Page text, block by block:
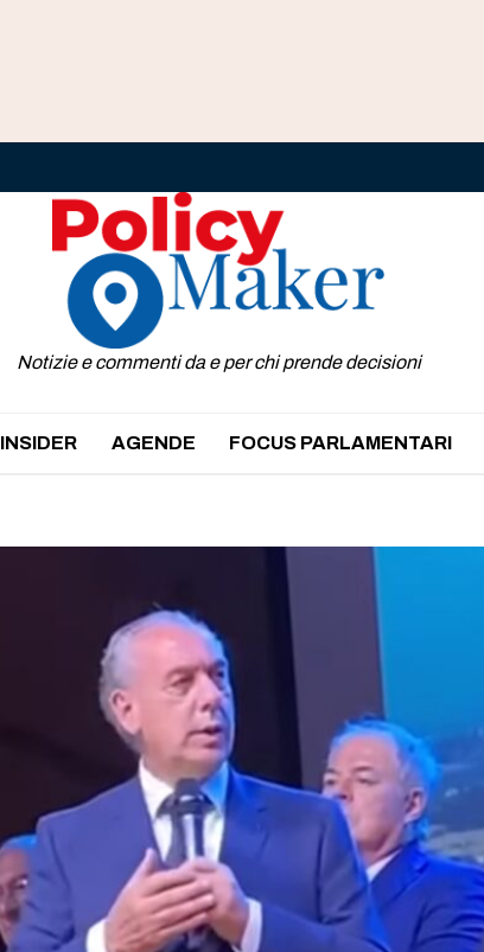
Notizie e commenti da e per chi prende decisioni
INSIDER AGENDE FOCUS PARLAMENTARI